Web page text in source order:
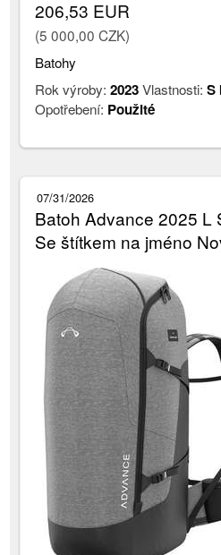
206,53 EUR
(5 000,00 CZK)
Batohy
Rok výroby:2023Vlastnosti:S
Opotřebení: Použité
07/31/2026
Batoh Advance 2025 L
Se štítkem na jméno